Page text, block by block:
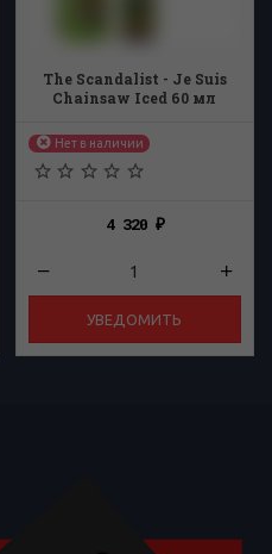
The Scandalist - Je Suis
Chainsaw Iced 60 мл
Нет в наличии
4 320 ₽
УВЕДОМИТЬ